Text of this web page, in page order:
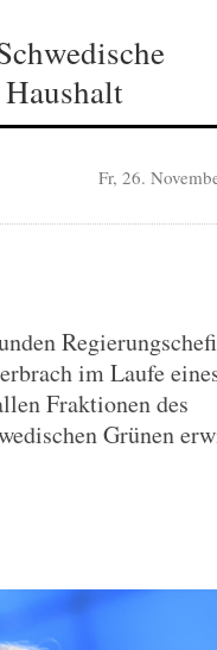
Fr, 26.
im Laufe
Fraktionen des
Grünen